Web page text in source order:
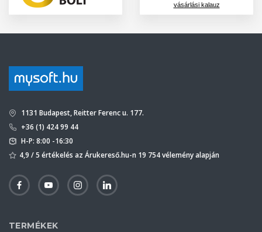
vásárlási kalauz
1131 Budapest, Reitter Ferenc u. 177.
+36 (1) 424 99 44
H-P: 8:00 -16:30
4,9 / 5 értékelés az Árukereső.hu-n 19 754 vélemény alapján
TERMÉKEK